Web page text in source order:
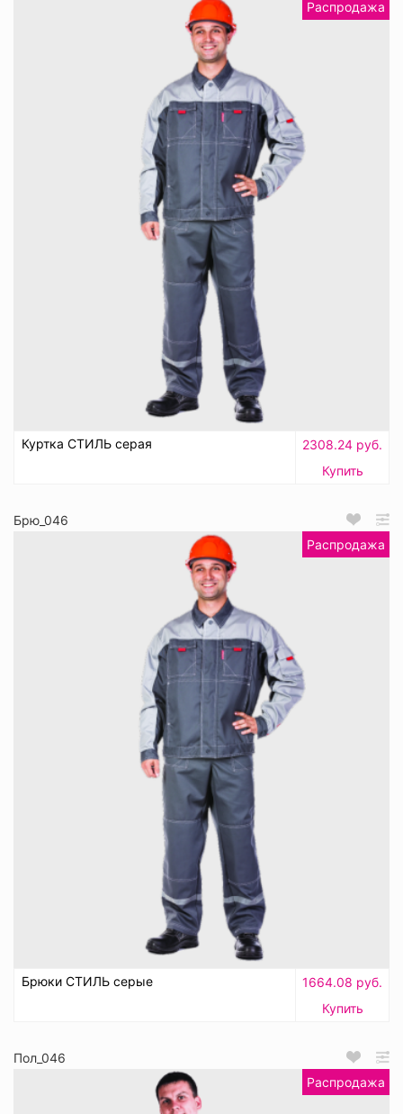
Распродажа
Куртка СТИЛЬ серая
2308.24 руб.
Купить
Брю_046
Распродажа
Брюки СТИЛЬ серые
1664.08 руб.
Купить
Пол_046
Распродажа